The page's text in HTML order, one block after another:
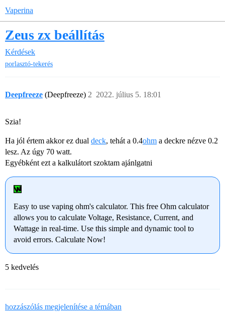
Vaperina
Zeus zx beállítás
Kérdések
porlasztó-tekerés
Deepfreeze (Deepfreeze) 2022. július 5. 18:01
2
Szia!
Ha jól értem akkor ez dual deck, tehát a 0.4ohm a deckre nézve 0.2
lesz. Az úgy 70 watt.
Egyébként ezt a kalkulátort szoktam ajánlgatni
Easy to use vaping ohm's calculator. This free Ohm calculator
allows you to calculate Voltage, Resistance, Current, and
Wattage in real-time. Use this simple and dynamic tool to
avoid errors. Calculate Now!
5 kedvelés
hozzászólás megjelenítése a témában